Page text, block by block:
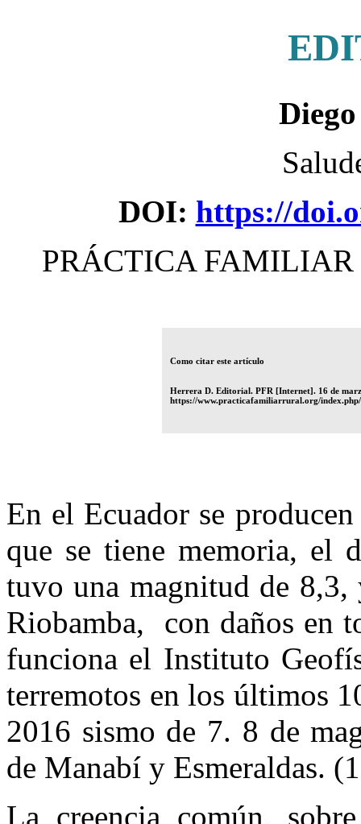
DOI: https://
PRÁCTICA
Como citar este artículo
Herrera D. Editorial. PFR [Internet]. 16 de
https://www.practicafamiliarrural.org/
En el Ecuador se
que se tiene memoria, el
tuvo una magnitud de
Riobamba, con daños en
funciona el Instituto
terremotos en los últimos
2016 sismo de 7. 8 de
de Manabí y Esmeraldas.
La creencia común,